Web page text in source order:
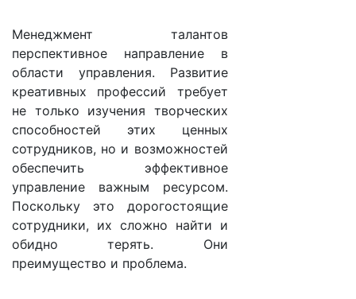
Менеджмент талантов
перспективное направление в
области управления. Развитие
креативных профессий требует
не только изучения творческих
способностей этих ценных
сотрудников, но и возможностей
обеспечить эффективное
управление важным ресурсом.
Поскольку это дорогостоящие
сотрудники, их сложно найти и
обидно терять. Они
преимущество и проблема.